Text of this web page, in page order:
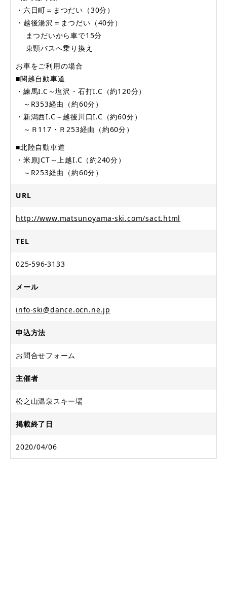
・六日町＝まつだい（30分）
・越後湯沢＝まつだい（40分）
まつだいから車で15分
東頸バスへ乗り換え
お車をご利用の場合
■関越自動車道
・練馬I.C～塩沢・石打I.C（約120分）
～R353経由（約60分）
・新潟西I.C～越後川口I.C（約60分）
～Ｒ117・Ｒ253経由（約60分）
■北陸自動車道
・米原JCT～上越I.C（約240分）
～R253経由（約60分）
URL
http://www.matsunoyama-ski.com/sact.html
TEL
025-596-3133
メール
info-ski@dance.ocn.ne.jp
申込方法
お問合せフォーム
主催者
松之山温泉スキー場
掲載終了日
2020/04/06